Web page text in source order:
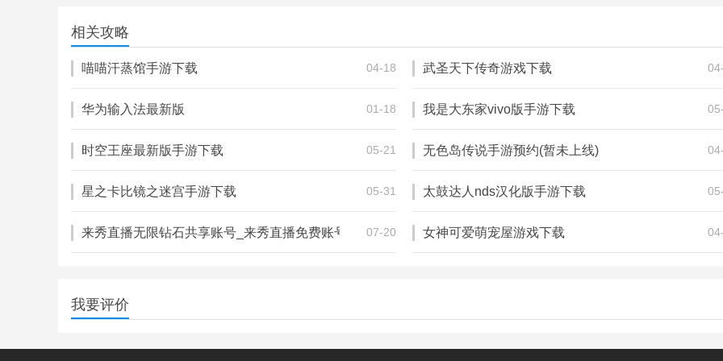
角色扮演
角色扮演
角色扮演
相关攻略
喵喵汗蒸馆手游下载 04-18 武圣天下传奇游戏下载
华为输入法最新版 01-18 我是大东家vivo版手游下载
时空王座最新版手游下载 05-21 无色岛传说手游预约(暂未上线)
星之卡比镜之迷宫手游下载 05-31 太鼓达人nds汉化版手游下载
来秀直播无限钻石共享账号_来秀直播免费账号密码分享_鲍鱼tv
07-20 女神可爱萌宠屋游戏下载
我要评价